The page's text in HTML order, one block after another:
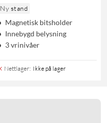
Ny stand
Magnetisk bitsholder
Innebygd belysning
3 vrinivåer
Nettlager: Ikke på lager